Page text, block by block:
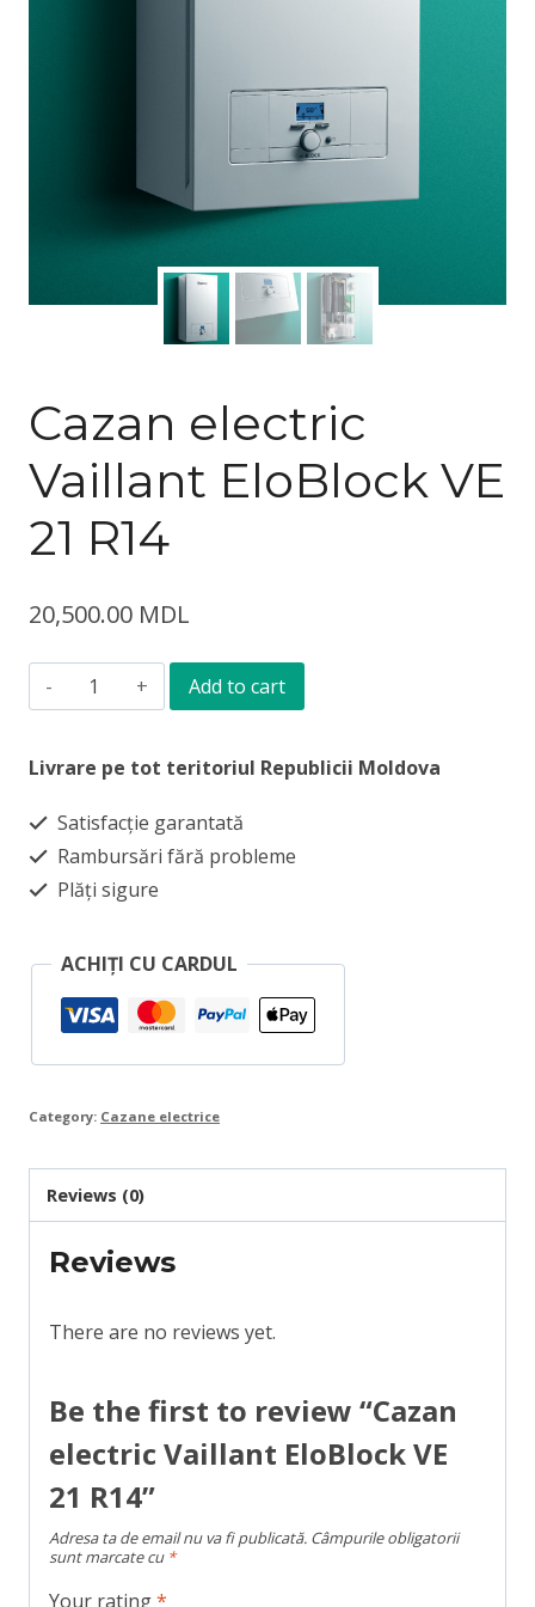
Cazan electric
Vaillant EloBlock VE
21 R14
20,500.00 MDL
Cazan
Vaillant
VE
Add to cart
Livrare pe tot teritoriul Republicii Moldova
Satisfacție garantată
Rambursări fără probleme
Plăți sigure
ACHIȚI CU CARDUL
Category: Cazane electrice
Reviews (0)
Reviews
There are no reviews yet.
Be the first to review “Cazan
electric Vaillant EloBlock VE
21 R14”
Adresa ta de email nu va fi publicată. Câmpurile obligatorii
sunt marcate cu *
Your rating*